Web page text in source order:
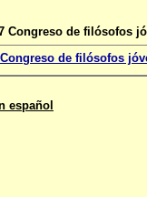
Congreso de filósofos
Congreso de filósofos
español